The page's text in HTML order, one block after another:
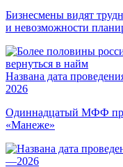
Бизнесмены видят
и невозможности
Названа дата
2026
Одиннадцатый МФФ
«Манеже»